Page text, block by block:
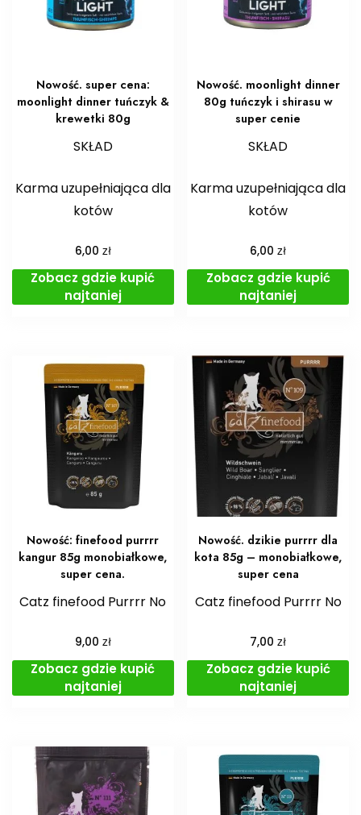
Nowość. super cena:
moonlight dinner tuńczyk &
krewetki 80g
SKŁAD
Karma uzupełniająca dla
kotów
6,00 zł
Zobacz gdzie kupić
najtaniej
Nowość. moonlight dinner
80g tuńczyk i shirasu w
super cenie
SKŁAD
Karma uzupełniająca dla
kotów
6,00zł
Zobacz gdzie kupić
najtaniej
Nowość: finefood purrrr
kangur 85g monobiałkowe,
super cena.
Catz finefood Purrrr No
9,00 zł
Zobacz gdzie kupić
najtaniej
Nowość. dzikie purrrr dla
kota 85g – monobiałkowe,
super cena
Catz finefood Purrrr No
7,00zł
Zobacz gdzie kupić
najtaniej